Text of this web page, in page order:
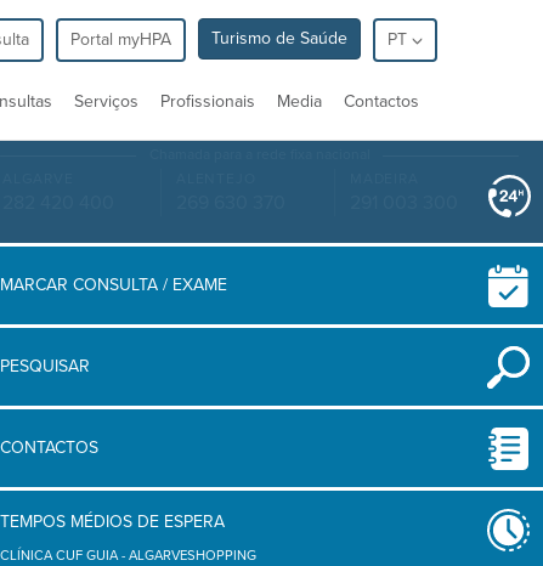
Portal myHPA Turismo de Saúde PT
Serviços Profissionais Media Contactos
MARCAR CONSULTA / EXAME
PESQUISAR
CONTACTOS
TEMPOS MÉDIOS DE ESPERA
CLÍNICA CUF GUIA - ALGARVESHOPPING